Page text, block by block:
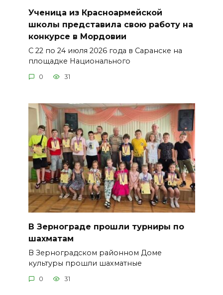
Ученица из Красноармейской
школы представила свою работу на
конкурсе в Мордовии
С 22 по 24 июля 2026 года в Саранске на
площадке Национального
0 31
В Зернограде прошли турниры по
шахматам
В Зерноградском районном Доме
культуры прошли шахматные
0 31